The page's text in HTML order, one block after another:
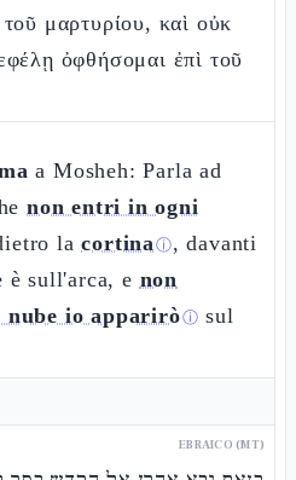
μαρτυρίου, καὶ οὐκ
ὀφθήσομαι ἐπὶ τοῦ
a Mosheh: Parla ad
non entri in ogni
lacortinaⓘ, davanti
è sull'arca, e non
nube io appariròⓘ sul
EBRAICO (MT)